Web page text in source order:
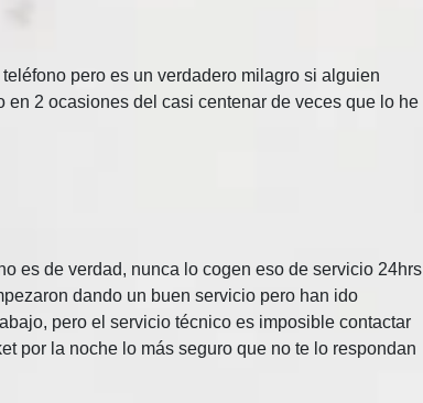
pero es un verdadero milagro si alguien
2 ocasiones del casi centenar de veces que lo he
es de verdad, nunca lo cogen eso de servicio 24hrs
dando un buen servicio pero han ido
pero el servicio técnico es imposible contactar
por la noche lo más seguro que no te lo respondan